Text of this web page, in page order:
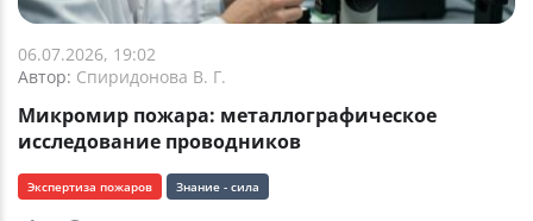
06.07.2026, 19:02
Автор: Спиридонова В. Г.
Микромир пожара: металлографическое
исследование проводников
Экспертиза пожаров Знание - сила